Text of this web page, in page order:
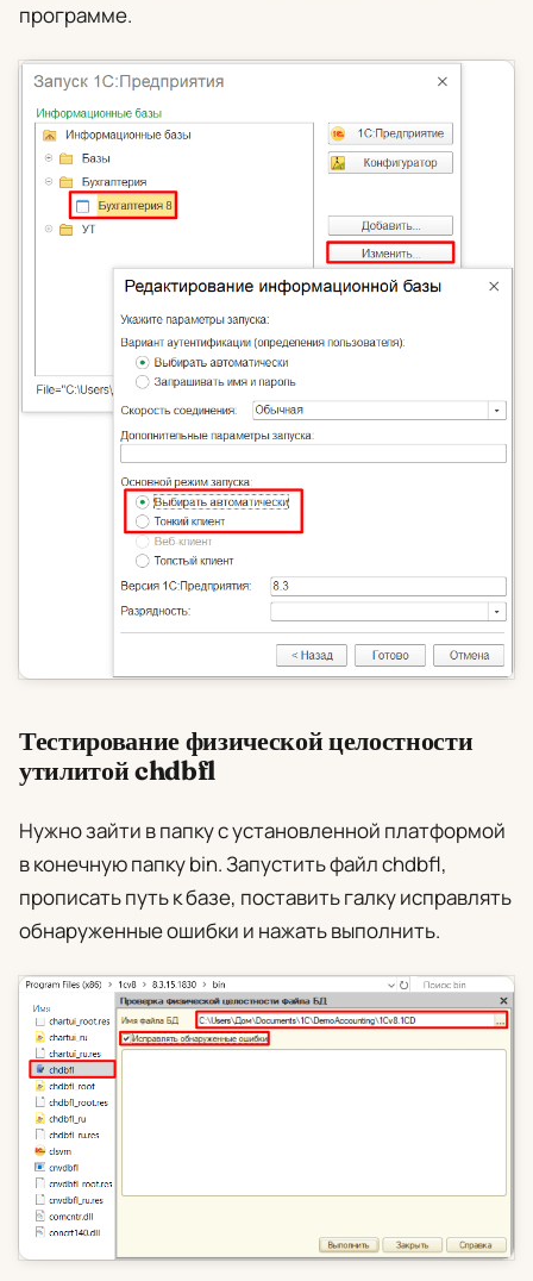
программе.
Тестирование физической целостности
утилитой chdbfl
Нужно зайти в папку с установленной платформой
в конечную папкуbin. Запустить файлchdbfl,
прописать путь к базе, поставить галкуисправлять
обнаруженные ошибки и нажатьвыполнить.